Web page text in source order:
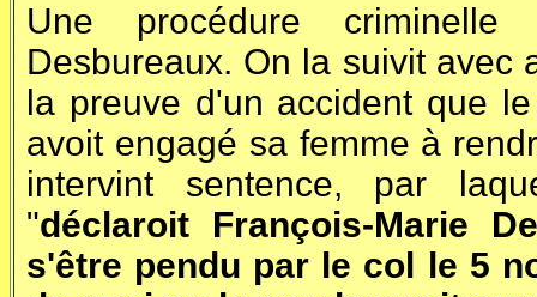
Une procédure
Desbureaux. On la suivit avec
la preuve d'un accident que
avoit engagé sa femme à
intervint sentence, par
"déclaroit François-Marie
s'être pendu par le col le 5